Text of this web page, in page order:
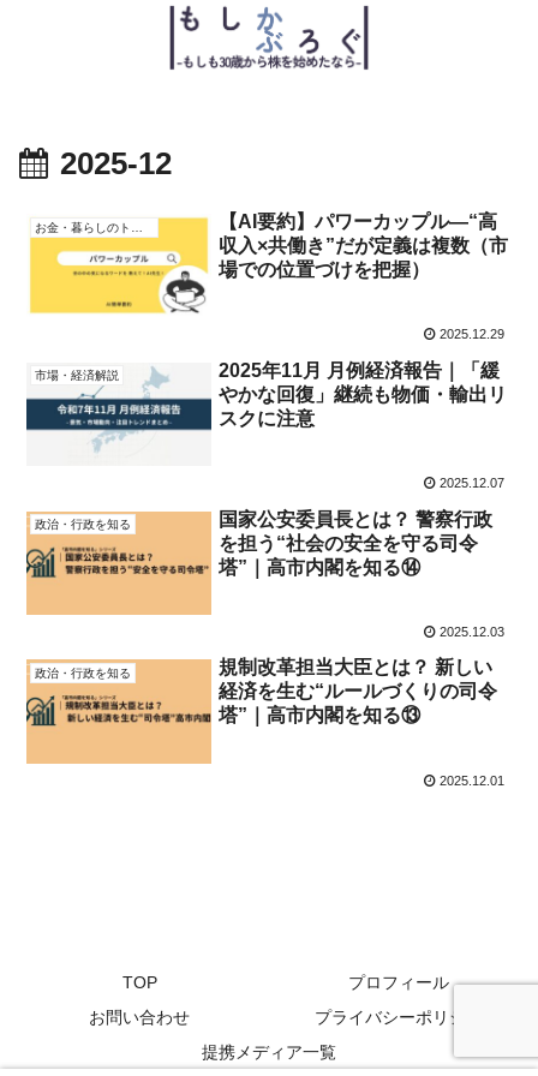
2025-12
【AI要約】パワーカップル—“高
収入×共働き”だが定義は複数（市
場での位置づけを把握）
2025.12.29
市場・経済解説
2025年11月 月例経済報告｜「緩
やかな回復」継続も物価・輸出リ
スクに注意
2025.12.07
政治・行政を知る
国家公安委員長とは？ 警察行政
を担う“社会の安全を守る司令
塔”｜高市内閣を知る⑭
2025.12.03
政治・行政を知る
規制改革担当大臣とは？ 新しい
経済を生む“ルールづくりの司令
塔”｜高市内閣を知る⑬
2025.12.01
TOP
プロフィール
お問い合わせ
プライバシーポリシー
提携メディア一覧